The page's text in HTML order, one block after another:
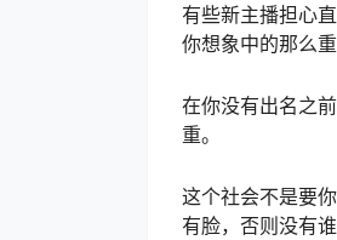
有些新主播担心
你想象中的那么重
在你没有出名之
重。
这个社会不是要
有脸，否则没有